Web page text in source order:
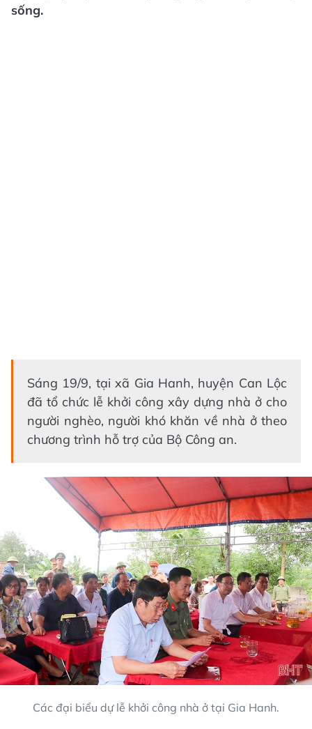
sống.
Sáng 19/9, tại xã Gia Hanh, huyện Can Lộc
đã tổ chức lễ khởi công xây dựng nhà ở cho
người nghèo, người khó khăn về nhà ở theo
chương trình hỗ trợ của Bộ Công an.
Các đại biểu dự lễ khởi công nhà ở tại Gia Hanh.